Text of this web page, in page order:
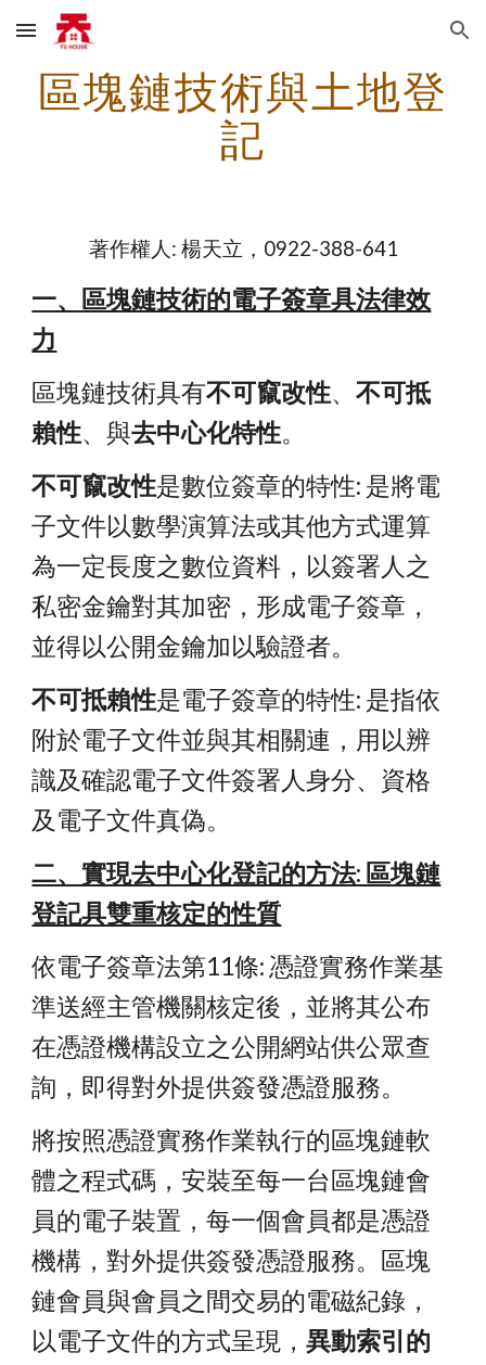
Skip to main content Skip to navigation
區塊鏈技術與土地登
記
著作權人: 楊天立，0922-388-641
一、區塊鏈技術的電子簽章具法律效
力
區塊鏈技術具有不可竄改性、不可抵
賴性、與去中心化特性。
不可竄改性是數位簽章的特性: 是將電
子文件以數學演算法或其他方式運算
為一定長度之數位資料，以簽署人之
私密金鑰對其加密，形成電子簽章，
並得以公開金鑰加以驗證者。
不可抵賴性是電子簽章的特性: 是指依
附於電子文件並與其相關連，用以辨
識及確認電子文件簽署人身分、資格
及電子文件真偽。
二、實現去中心化登記的方法: 區塊鏈
登記具雙重核定的性質
依電子簽章法第11條: 憑證實務作業基
準送經主管機關核定後，並將其公布
在憑證機構設立之公開網站供公眾查
詢，即得對外提供簽發憑證服務。
將按照憑證實務作業執行的區塊鏈軟
體之程式碼，安裝至每一台區塊鏈會
員的電子裝置，每一個會員都是憑證
機構，對外提供簽發憑證服務。區塊
鏈會員與會員之間交易的電磁紀錄，
以電子文件的方式呈現，異動索引的